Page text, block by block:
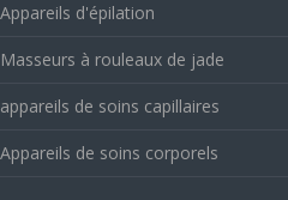
Appareils d'épilation
Masseurs à rouleaux de jade
appareils de soins capillaires
Appareils de soins corporels